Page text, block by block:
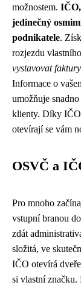
možnostem.
jedinečný
podnikatele.
rozjezdu
vystavovat
Informace o
umožňuje
klienty. Díky IČO
otevírají se vám
OSVČ a
Pro mnoho
vstupní branou
zdát
složitá, ve
IČO otevírá
si vlastní značku.